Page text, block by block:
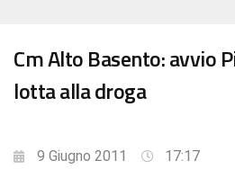
Cm Alto Basento: avvio
lotta alla droga
9 Giugno 2011 17:17